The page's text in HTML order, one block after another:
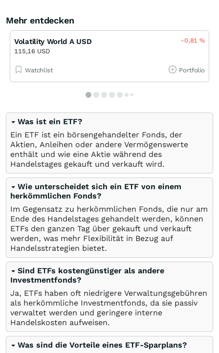
Mehr entdecken
Volatility World A USD
115,16 USD
-0,81%
Watchlist Portfolio
Was ist ein ETF?
Ein ETF ist ein börsengehandelter Fonds, der
Aktien, Anleihen oder andere Vermögenswerte
enthält und wie eine Aktie während des
Handelstages gekauft und verkauft wird.
Wie unterscheidet sich ein ETF von einem
herkömmlichen Fonds?
Im Gegensatz zu herkömmlichen Fonds, die nur am
Ende des Handelstages gehandelt werden, können
ETFs den ganzen Tag über gekauft und verkauft
werden, was mehr Flexibilität in Bezug auf
Handelsstrategien bietet.
Sind ETFs kostengünstiger als andere
Investmentfonds?
Ja, ETFs haben oft niedrigere Verwaltungsgebühren
als herkömmliche Investmentfonds, da sie passiv
verwaltet werden und geringere interne
Handelskosten aufweisen.
Was sind die Vorteile eines ETF-Sparplans?